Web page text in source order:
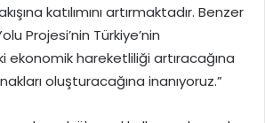
katılımını artırmaktadır. Benzer
Projesi’nin Türkiye’nin
ekonomik hareketliliği artıracağına
oluşturacağına inanıyoruz.”